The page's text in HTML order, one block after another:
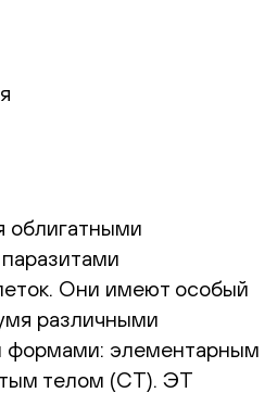
облигатными
Они имеют особый
различными
формами: элементарным
телом (СТ). ЭТ